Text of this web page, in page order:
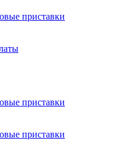
приставки
приставки
приставки